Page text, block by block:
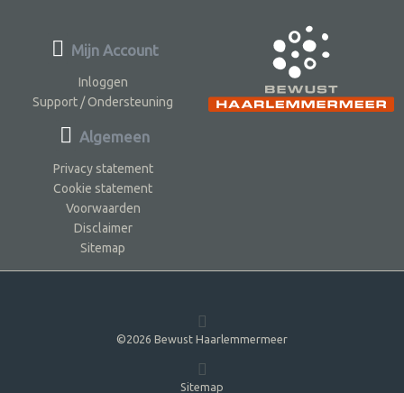
Mijn Account
Inloggen
Support / Ondersteuning
Algemeen
Privacy statement
Cookie statement
Voorwaarden
Disclaimer
Sitemap
©2026 Bewust Haarlemmermeer
Sitemap